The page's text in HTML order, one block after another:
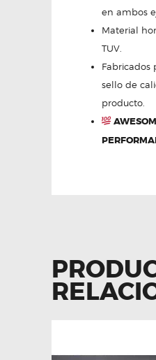
en ambos
Material
TUV.
Fabricados
sello de
producto.